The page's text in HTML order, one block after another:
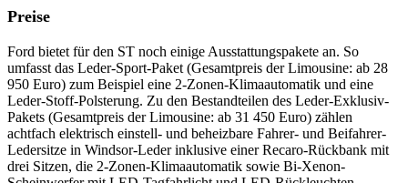
Preise
Ford bietet für den ST noch einige Ausstattungspakete an. So
umfasst das Leder-Sport-Paket (Gesamtpreis der Limousine: ab 28
950 Euro) zum Beispiel eine 2-Zonen-Klimaautomatik und eine
Leder-Stoff-Polsterung. Zu den Bestandteilen des Leder-Exklusiv-
Pakets (Gesamtpreis der Limousine: ab 31 450 Euro) zählen
achtfach elektrisch einstell- und beheizbare Fahrer- und Beifahrer-
Ledersitze in Windsor-Leder inklusive einer Recaro-Rückbank mit
drei Sitzen, die 2-Zonen-Klimaautomatik sowie Bi-Xenon-